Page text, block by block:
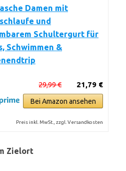
Damen mit
und
Schultergurt für
Schwimmen &
21,79 €
29,99 €
Bei Amazon ansehen
Preis inkl. MwSt., zzgl. Versandkosten
Zielort